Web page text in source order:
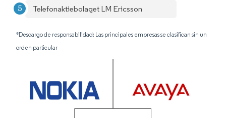
Telefonaktiebolaget LM Ericsson
*Descargo de responsabilidad: Las principales empresas se clasifican sin un
orden particular